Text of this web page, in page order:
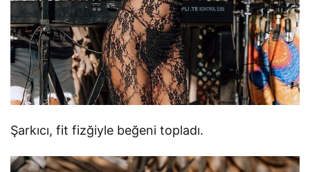
Şarkıcı, fit fizğiyle beğeni topladı.